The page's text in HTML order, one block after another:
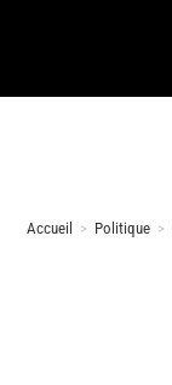
Accueil > Politique >